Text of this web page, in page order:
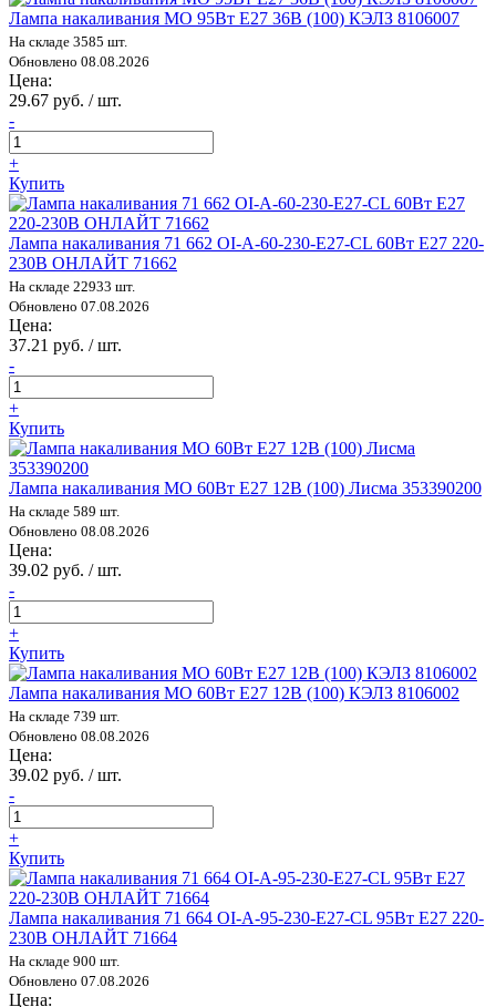
Лампа накаливания МО 95Вт E27 36В (100) КЭЛЗ 8106007
На складе 3585 шт.
Обновлено 08.08.2026
Цена:
29.67 руб. / шт.
-
+
Купить
Лампа накаливания 71 662 OI-A-60-230-E27-CL 60Вт E27 220-
230В ОНЛАЙТ 71662
На складе 22933 шт.
Обновлено 07.08.2026
Цена:
37.21 руб. / шт.
-
+
Купить
Лампа накаливания МО 60Вт E27 12В (100) Лисма 353390200
На складе 589 шт.
Обновлено 08.08.2026
Цена:
39.02 руб. / шт.
-
+
Купить
Лампа накаливания МО 60Вт E27 12В (100) КЭЛЗ 8106002
На складе 739 шт.
Обновлено 08.08.2026
Цена:
39.02 руб. / шт.
-
+
Купить
Лампа накаливания 71 664 OI-A-95-230-E27-CL 95Вт E27 220-
230В ОНЛАЙТ 71664
На складе 900 шт.
Обновлено 07.08.2026
Цена: